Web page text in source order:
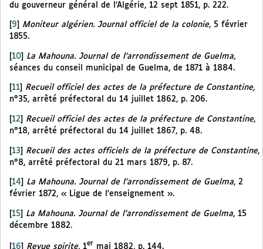
du gouverneur général de l’Algérie, 12 sept 1851, p. 222.
9 Moniteur algérien. Journal officiel de la colonie, 5 février
1855.
[10] La Mahouna. Journal de l’arrondissement de Guelma,
séances du conseil municipal de Guelma, de 1871 à 1884.
11
Recueil officiel des actes de la préfecture de Constantine,
n°35, arrêté préfectoral du 14 juillet 1862, p. 206.
12 Recueil officiel des actes de la préfecture de Constantine,
n°18, arrêté préfectoral du 14 juillet 1867, p. 48.
[13] Recueil des actes officiels de la préfecture de Constantine,
n°8, arrêté préfectoral du 21 mars 1879, p. 87.
14 La Mahouna. Journal de l’arrondissement de Guelma, 2
février 1872, « Ligue de l’enseignement ».
[15] La Mahouna. Journal de l’arrondissement de Guelma, 15
décembre 1882.
16 Revue spirite, 1er mai 1882, p. 144.